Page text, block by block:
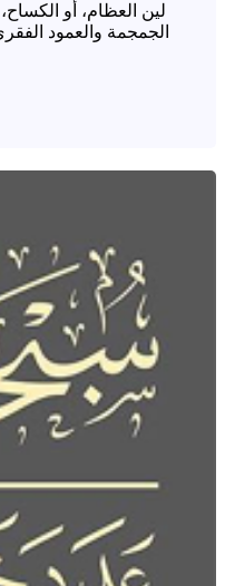
لين العظام، أو
الجمجمة والعمود